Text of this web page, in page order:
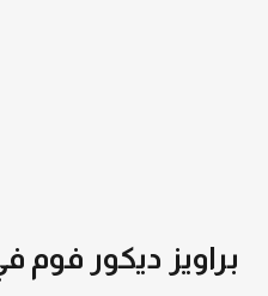
براويز ديكور فوم